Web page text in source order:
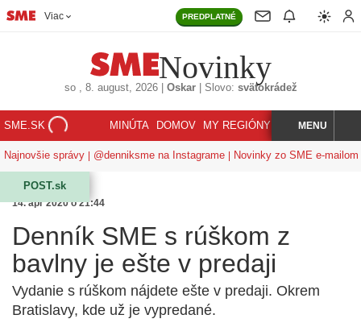
Viac PREDPLATNÉ
Novinky
so, 8. august, 2026| Oskar| Slovo: svätokrádež
SME.SK MINÚTA DOMOV MY REGIÓNY KORZÁR
HĽADAJMENU
Najnovšie správy @denniksme na Instagrame Novinky zo SME e-mailom
POST.sk
14. apr 2020 o 21:44
Denník SME s rúškom z
bavlny je ešte v predaji
Vydanie s rúškom nájdete ešte v predaji. Okrem
Bratislavy, kde už je vypredané.